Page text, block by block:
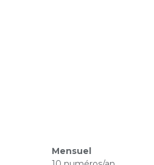
Mensuel